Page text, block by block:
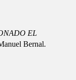
EL
Bernal.